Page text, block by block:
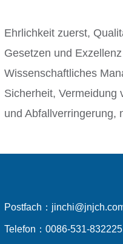
Ehrlichkeit zuerst,
Gesetzen und Exzellenz
Wissenschaftliches
Sicherheit, Vermeidung
und Abfallverringerung,
Postfach：
Telefon： 0086-531-